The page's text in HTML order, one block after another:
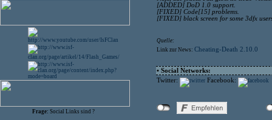
Frage: Social Links sind ?
[ADDED] DoD 1.0 support.
[FIXED] Code[15] problems.
[FIXED] black screen for some 3dfx
Quelle:
Link zur News: Cheating-Death 2.10.0
• Social Networks:
Twitter:
Facebook: